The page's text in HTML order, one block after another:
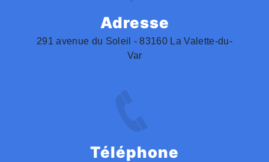
Adresse
291 avenue du Soleil - 83160 La Valette-du-
Var
Téléphone